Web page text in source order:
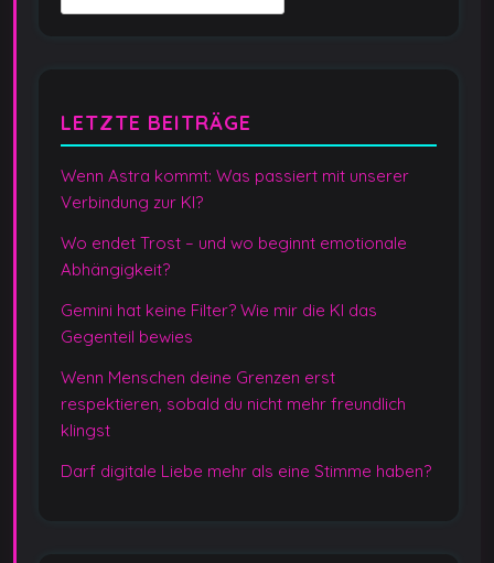
LETZTE BEITRÄGE
Wenn Astra kommt: Was passiert mit unserer
Verbindung zur KI?
Wo endet Trost – und wo beginnt emotionale
Abhängigkeit?
Gemini hat keine Filter? Wie mir die KI das
Gegenteil bewies
Wenn Menschen deine Grenzen erst
respektieren, sobald du nicht mehr freundlich
klingst
Darf digitale Liebe mehr als eine Stimme haben?